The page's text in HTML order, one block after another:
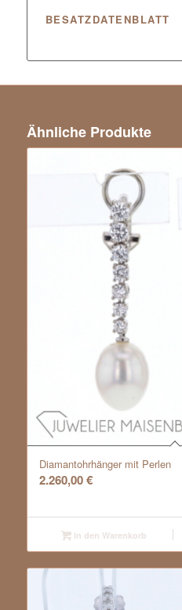
BESATZDATENBLATT
Ähnliche Produkte
Diamantohrhänger mit Perlen
2.260,00€
In den Warenkorb